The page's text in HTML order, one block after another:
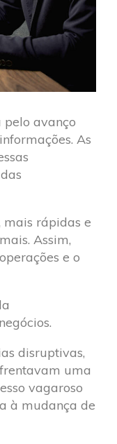
avanço
As
mais rápidas e
Assim,
e o
disruptivas,
uma
vagaroso
à mudança de